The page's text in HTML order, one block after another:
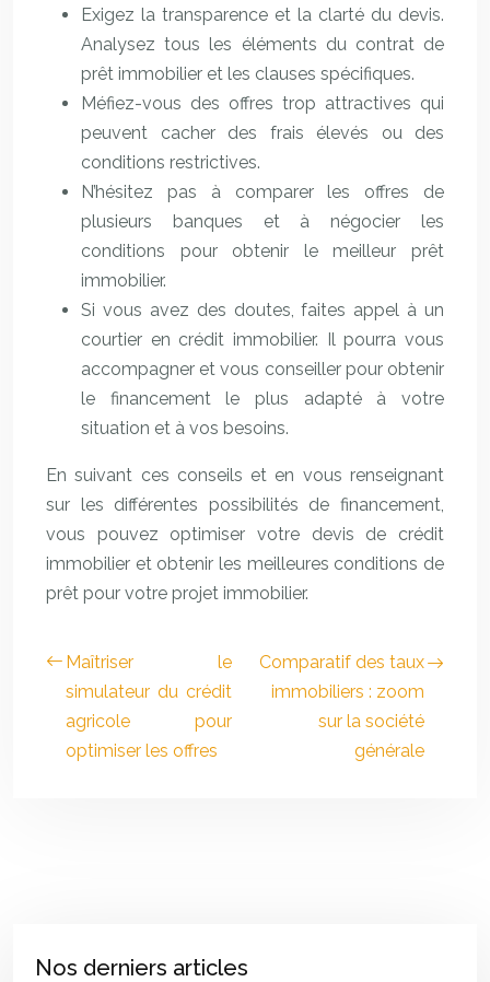
Exigez la transparence et la clarté du devis.
Analysez tous les éléments du contrat de
prêt immobilier et les clauses spécifiques.
Méfiez-vous des offres trop attractives qui
peuvent cacher des frais élevés ou des
conditions restrictives.
N’hésitez pas à comparer les offres de
plusieurs banques et à négocier les
conditions pour obtenir le meilleur prêt
immobilier.
Si vous avez des doutes, faites appel à un
courtier en crédit immobilier. Il pourra vous
accompagner et vous conseiller pour obtenir
le financement le plus adapté à votre
situation et à vos besoins.
En suivant ces conseils et en vous renseignant
sur les différentes possibilités de financement,
vous pouvez optimiser votre devis de crédit
immobilier et obtenir les meilleures conditions de
prêt pour votre projet immobilier.
Maîtriser le
simulateur du crédit
agricole pour
optimiser les offres
Comparatif des taux
immobiliers : zoom
sur la société
générale
Nos derniers articles